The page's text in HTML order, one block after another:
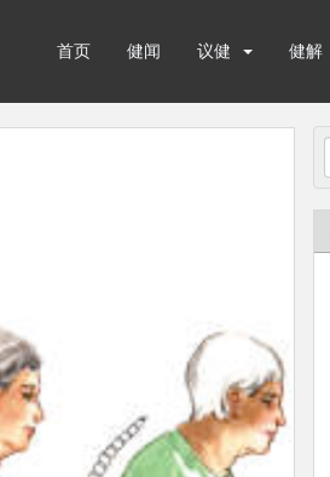
首页 健闻 议健 健解